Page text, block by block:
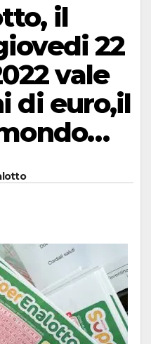
il
22
vale
di euro,il